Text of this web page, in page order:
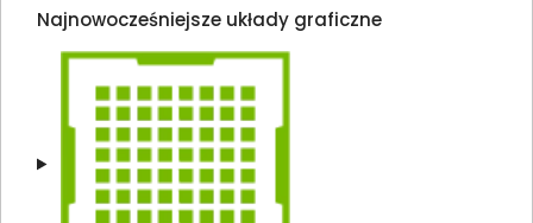
Najnowocześniejsze układy graficzne